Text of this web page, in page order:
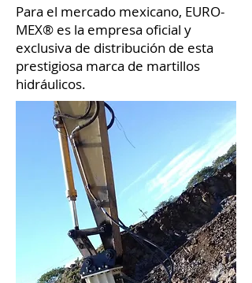
Para el mercado mexicano, EURO-
MEX® es la empresa oficial y
exclusiva de distribución de esta
prestigiosa marca de martillos
hidráulicos.